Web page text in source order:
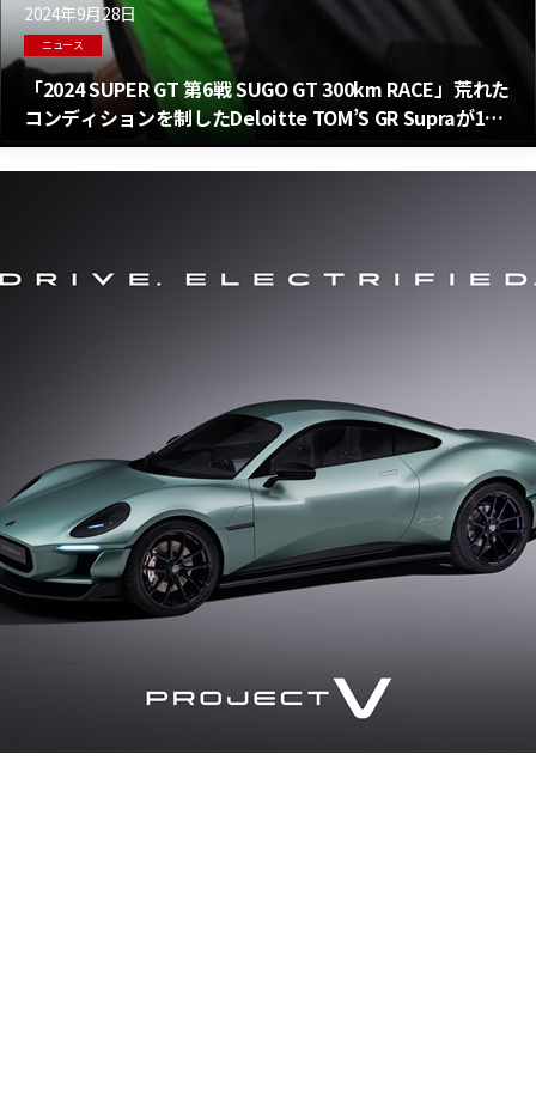
2024年9月28日
ニュース
「2024 SUPER GT 第6戦 SUGO GT 300km RACE」荒れた
コンディションを制したDeloitte TOM’S GR Supraが14
番手スタートから大逆転勝利を果たす！！